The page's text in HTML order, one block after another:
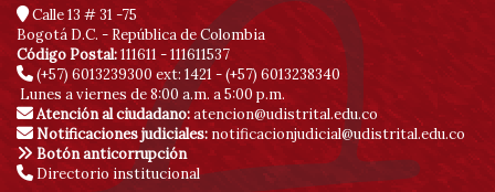
Calle 13 # 31 -75
Bogotá D.C. - República de Colombia
Código Postal:111611 - 111611537
(+57) 6013239300 ext: 1421 - (+57) 6013238340
Lunes a viernes de 8:00 a.m. a 5:00 p.m.
Atención al ciudadano:atencion@udistrital.edu.co
Notificaciones judiciales: notificacionjudicial@udistrital.edu.co
Botón anticorrupción
Directorio institucional